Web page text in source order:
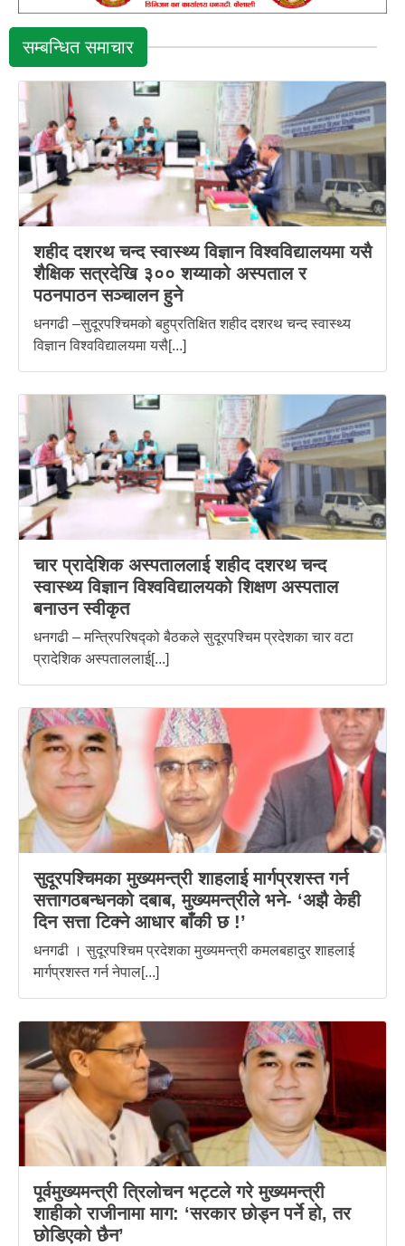
सम्बन्धित समाचार
शहीद दशरथ चन्द स्वास्थ्य विज्ञान विश्वविद्यालयमा यसै
शैक्षिक सत्रदेखि ३०० शय्याको अस्पताल र
पठनपाठन सञ्चालन हुने
धनगढी –सुदूरपश्चिमको बहुप्रतिक्षित शहीद दशरथ चन्द स्वास्थ्य
विज्ञान विश्वविद्यालयमा यसै[...]
चार प्रादेशिक अस्पताललाई शहीद दशरथ चन्द
स्वास्थ्य विज्ञान विश्वविद्यालयको शिक्षण अस्पताल
बनाउन स्वीकृत
धनगढी – मन्त्रिपरिषद्को बैठकले सुदूरपश्चिम प्रदेशका चार वटा
प्रादेशिक अस्पताललाई[...]
सुदूरपश्चिमका मुख्यमन्त्री शाहलाई मार्गप्रशस्त गर्न
सत्तागठबन्धनको दबाब, मुख्यमन्त्रीले भने- ‘अझै केही
दिन सत्ता टिक्ने आधार बाँकी छ !’
धनगढी । सुदूरपश्चिम प्रदेशका मुख्यमन्त्री कमलबहादुर शाहलाई
मार्गप्रशस्त गर्न नेपाल[...]
पूर्वमुख्यमन्त्री त्रिलोचन भट्टले गरे मुख्यमन्त्री
शाहीको राजीनामा माग: ‘सरकार छोड्न पर्ने हो, तर
छोडिएको छैन’